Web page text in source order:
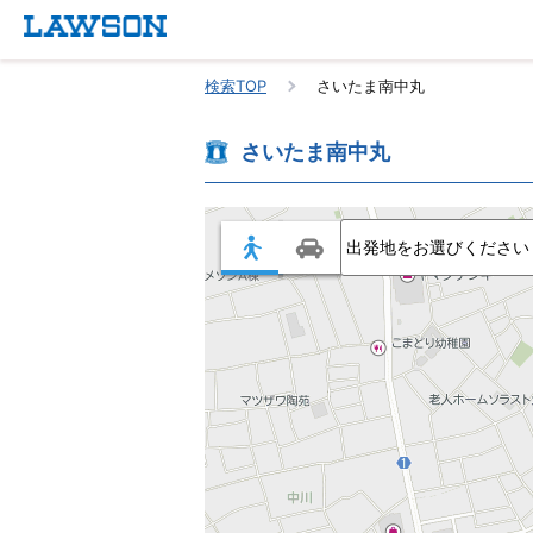
検索TOP さいたま南中丸
さいたま南中丸